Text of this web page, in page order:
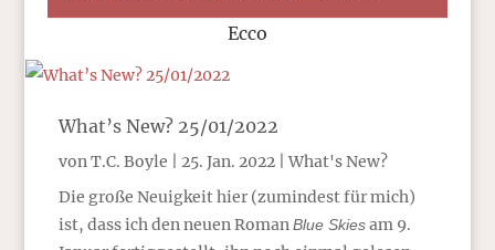
Ecco
What’s New? 25/01/2022
vonT.C. Boyle 25. Jan. 2022|What's New?
Die große Neuigkeit hier (zumindest für mich)
ist, dass ich den neuen RomanBlue Skiesam 9.